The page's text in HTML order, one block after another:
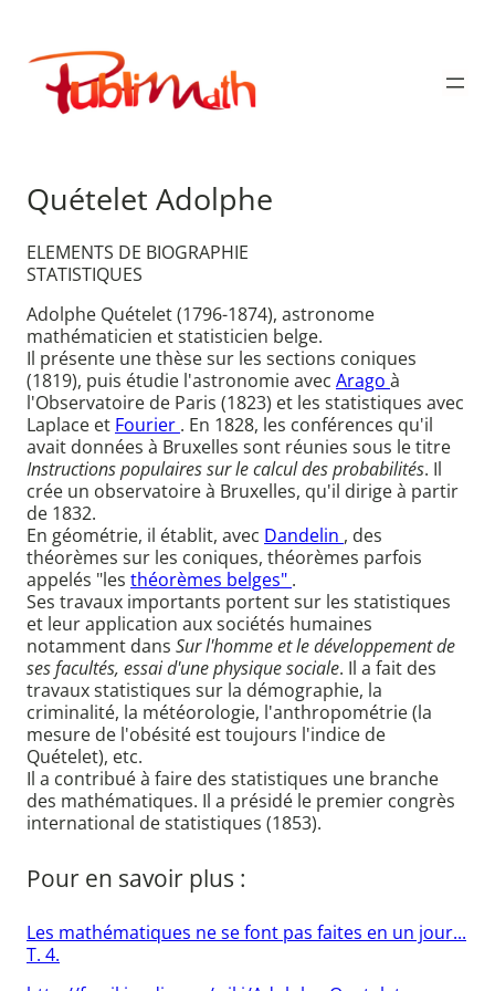
contenu
Publimath
Quételet Adolphe
ELEMENTS DE BIOGRAPHIE
STATISTIQUES
Adolphe Quételet (1796-1874), astronome
mathématicien et statisticien belge.
Il présente une thèse sur les sections coniques
(1819), puis étudie l'astronomie avec Arago à
l'Observatoire de Paris (1823) et les statistiques avec
Laplace et Fourier . En 1828, les conférences qu'il
avait données à Bruxelles sont réunies sous le titre
Instructions populaires sur le calcul des probabilités. Il
crée un observatoire à Bruxelles, qu'il dirige à partir
de 1832.
En géométrie, il établit, avec Dandelin , des
théorèmes sur les coniques, théorèmes parfois
appelés "les théorèmes belges" .
Ses travaux importants portent sur les statistiques
et leur application aux sociétés humaines
notamment dans Sur l'homme et le développement de
ses facultés, essai d'une physique sociale. Il a fait des
travaux statistiques sur la démographie, la
criminalité, la météorologie, l'anthropométrie (la
mesure de l'obésité est toujours l'indice de
Quételet), etc.
Il a contribué à faire des statistiques une branche
des mathématiques. Il a présidé le premier congrès
international de statistiques (1853).
Pour en savoir plus :
Les mathématiques ne se font pas faites en un jour...
T. 4.